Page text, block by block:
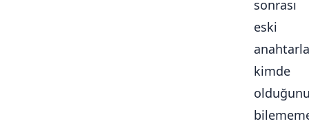
sonrası
eski
kimde